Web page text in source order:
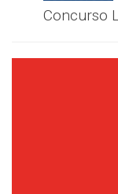
Concurso